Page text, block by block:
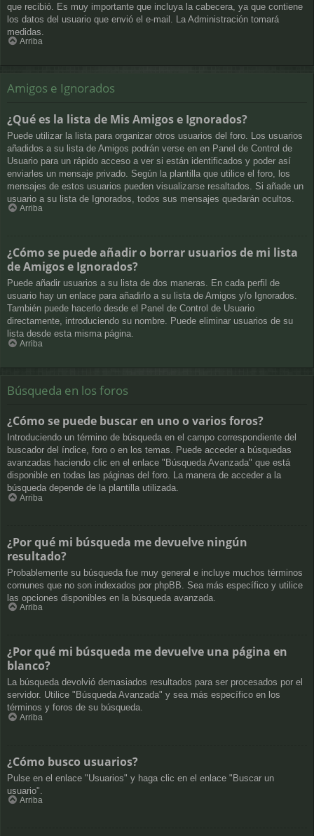
que recibió. Es muy importante que incluya la cabecera, ya que contiene
los datos del usuario que envió el e-mail. La Administración tomará
medidas.
Arriba
Amigos e Ignorados
¿Qué es la lista de Mis Amigos e Ignorados?
Puede utilizar la lista para organizar otros usuarios del foro. Los usuarios
añadidos a su lista de Amigos podrán verse en en Panel de Control de
Usuario para un rápido acceso a ver si están identificados y poder así
enviarles un mensaje privado. Según la plantilla que utilice el foro, los
mensajes de estos usuarios pueden visualizarse resaltados. Si añade un
usuario a su lista de Ignorados, todos sus mensajes quedarán ocultos.
Arriba
¿Cómo se puede añadir o borrar usuarios de mi lista
de Amigos e Ignorados?
Puede añadir usuarios a su lista de dos maneras. En cada perfil de
usuario hay un enlace para añadirlo a su lista de Amigos y/o Ignorados.
También puede hacerlo desde el Panel de Control de Usuario
directamente, introduciendo su nombre. Puede eliminar usuarios de su
lista desde esta misma página.
Arriba
Búsqueda en los foros
¿Cómo se puede buscar en uno o varios foros?
Introduciendo un término de búsqueda en el campo correspondiente del
buscador del índice, foro o en los temas. Puede acceder a búsquedas
avanzadas haciendo clic en el enlace "Búsqueda Avanzada" que está
disponible en todas las páginas del foro. La manera de acceder a la
búsqueda depende de la plantilla utilizada.
Arriba
¿Por qué mi búsqueda me devuelve ningún
resultado?
Probablemente su búsqueda fue muy general e incluye muchos términos
comunes que no son indexados por phpBB. Sea más específico y utilice
las opciones disponibles en la búsqueda avanzada.
Arriba
¿Por qué mi búsqueda me devuelve una página en
blanco?
La búsqueda devolvió demasiados resultados para ser procesados por el
servidor. Utilice "Búsqueda Avanzada" y sea más específico en los
términos y foros de su búsqueda.
Arriba
¿Cómo busco usuarios?
Pulse en el enlace "Usuarios" y haga clic en el enlace "Buscar un
usuario".
Arriba